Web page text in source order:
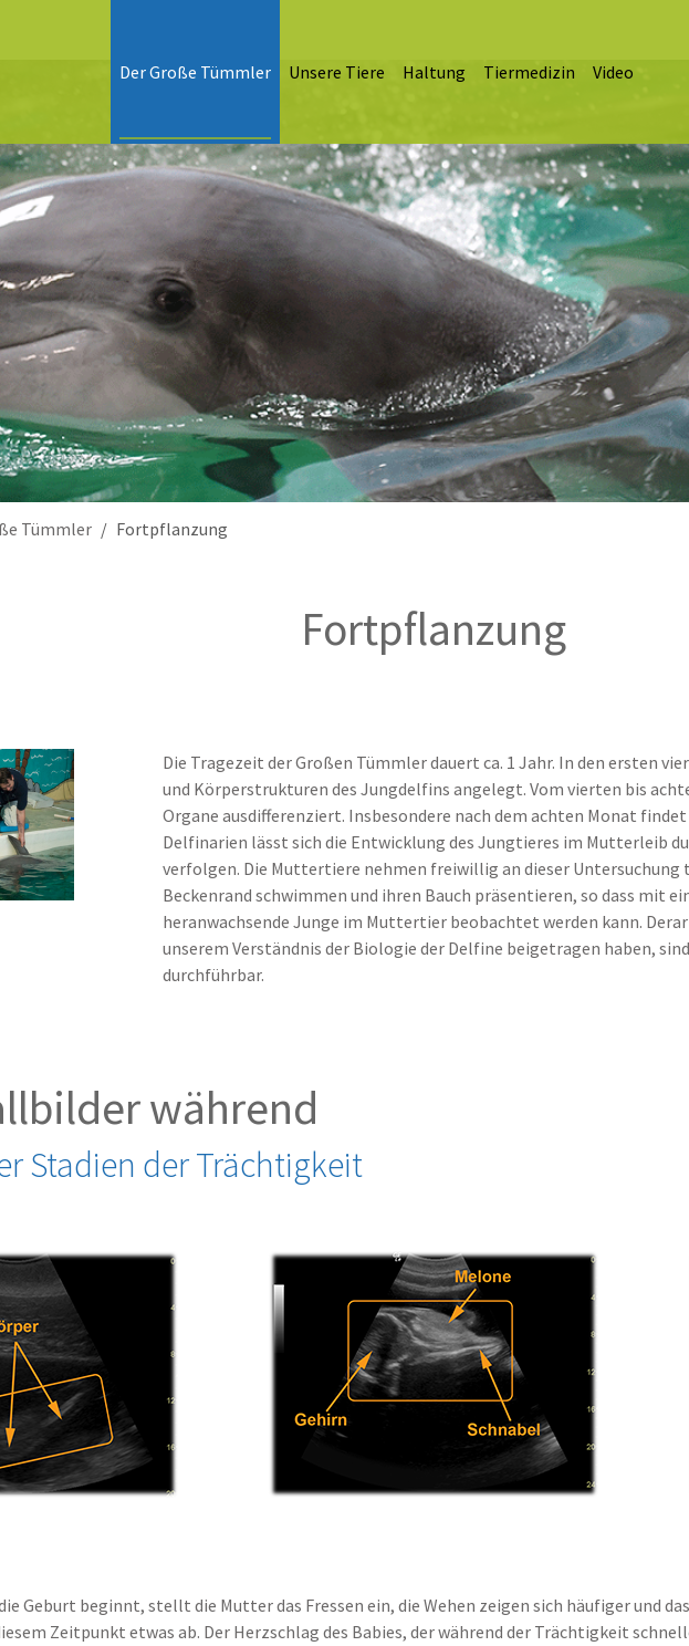
Der Große Tümmler Unsere Tiere Haltung Tiermedizin Video
Tümmler Fortpflanzung
Fortpflanzung
Die Tragezeit der Großen Tümmler dauert ca. 1 Jahr. In den ersten
und Körperstrukturen des Jungdelfins angelegt. Vom vierten bis
Organe ausdifferenziert. Insbesondere nach dem achten Monat
Delfinarien lässt sich die Entwicklung des Jungtieres im Mutterleib
verfolgen. Die Muttertiere nehmen freiwillig an dieser Untersuchung
Beckenrand schwimmen und ihren Bauch präsentieren, so dass mit
heranwachsende Junge im Muttertier beobachtet werden kann.
unserem Verständnis der Biologie der Delfine beigetragen haben,
durchführbar.
während
Stadien der Trächtigkeit
Geburt beginnt, stellt die Mutter das Fressen ein, die Wehen zeigen sich häufiger und
Zeitpunkt etwas ab. Der Herzschlag des Babies, der während der Trächtigkeit